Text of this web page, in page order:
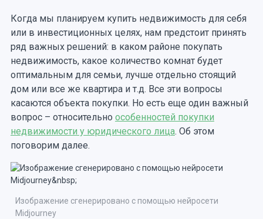
Когда мы планируем купить недвижимость для себя
или в инвестиционных целях, нам предстоит принять
ряд важных решений: в каком районе покупать
недвижимость, какое количество комнат будет
оптимальным для семьи, лучше отдельно стоящий
дом или все же квартира и т.д. Все эти вопросы
касаются объекта покупки. Но есть еще один важный
вопрос – относительно особенностей покупки
недвижимости у юридического лица. Об этом
поговорим далее.
Изображение сгенерировано с помощью нейросети
Midjourney